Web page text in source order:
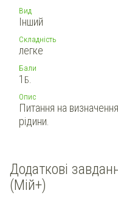
Вид
Інший
Складність
легке
Бали
1 Б.
Опис
Питання на
рідини.
Додаткові
(Мій+)